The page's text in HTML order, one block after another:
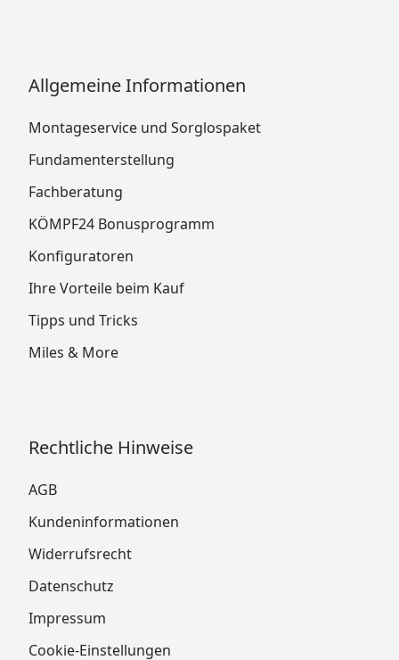
Allgemeine Informationen
Montageservice und Sorglospaket
Fundamenterstellung
Fachberatung
KÖMPF24 Bonusprogramm
Konfiguratoren
Ihre Vorteile beim Kauf
Tipps und Tricks
Miles & More
Rechtliche Hinweise
AGB
Kundeninformationen
Widerrufsrecht
Datenschutz
Impressum
Cookie-Einstellungen